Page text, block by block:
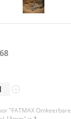
+
"FATMAX Omkeerbare